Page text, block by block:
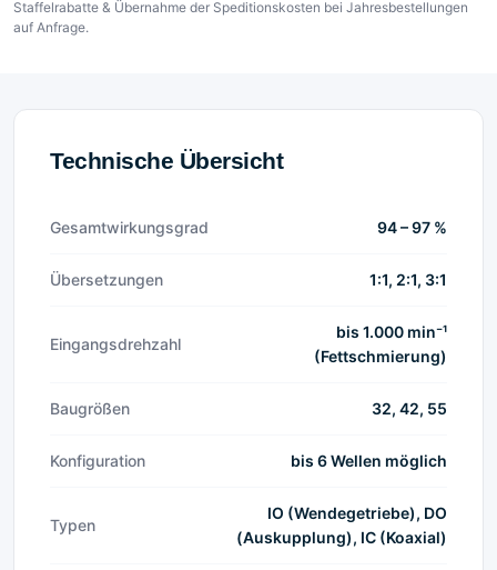
Staffelrabatte & Übernahme der Speditionskosten bei Jahresbestellungen
auf Anfrage.
Technische Übersicht
Gesamtwirkungsgrad 94 – 97 %
Übersetzungen 1:1, 2:1, 3:1
Eingangsdrehzahl
bis 1.000 min⁻¹
(Fettschmierung)
Baugrößen 32, 42, 55
Konfiguration bis 6 Wellen möglich
Typen
IO (Wendegetriebe), DO
(Auskupplung), IC (Koaxial)